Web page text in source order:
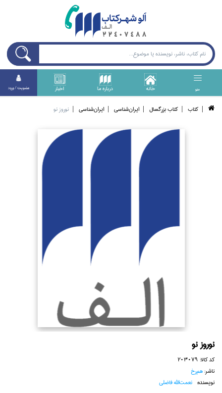
منو خانه درباره ما اخبار عضويت / ورود
كتاب كتاب بزرگسال ايران‌شناسي ايران‌شناسي نوروز نو
نوروز نو
کد کالا: 203079
ناشر:هم‌رخ
نویسنده: نعمت‌الله فاضلي